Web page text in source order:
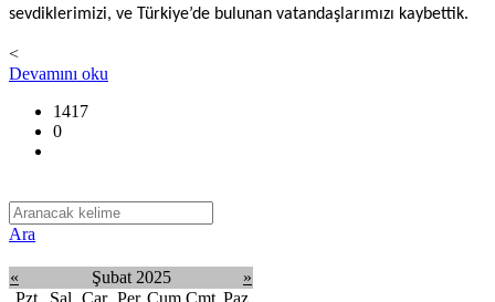
sevdiklerimizi, ve Türkiye’de bulunan vatandaşlarımızı kaybettik.
<
Devamını oku
1417
0
Ara
« Şubat 2025
»
Pzt
Sal Çar Per Cum Cmt Paz